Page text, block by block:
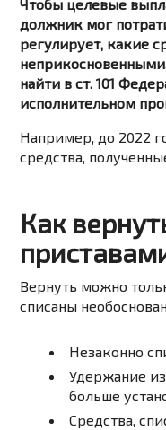
Чтобы целевые
должник мог
регулирует, какие
найти в ст. 101
исполнительном
Например, до 2022
средства,
Как
Вернуть можно
списаны
Незаконно
Удержание
больше
Средства,